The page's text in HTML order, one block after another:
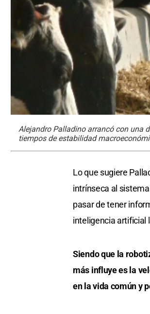
Alejandro Palladino arrancó con una
tiempos de estabilidad
Lo que sugiere
intrínseca al
pasar de tener
inteligencia artificial
Siendo que la
más influye es la
en la vida común y